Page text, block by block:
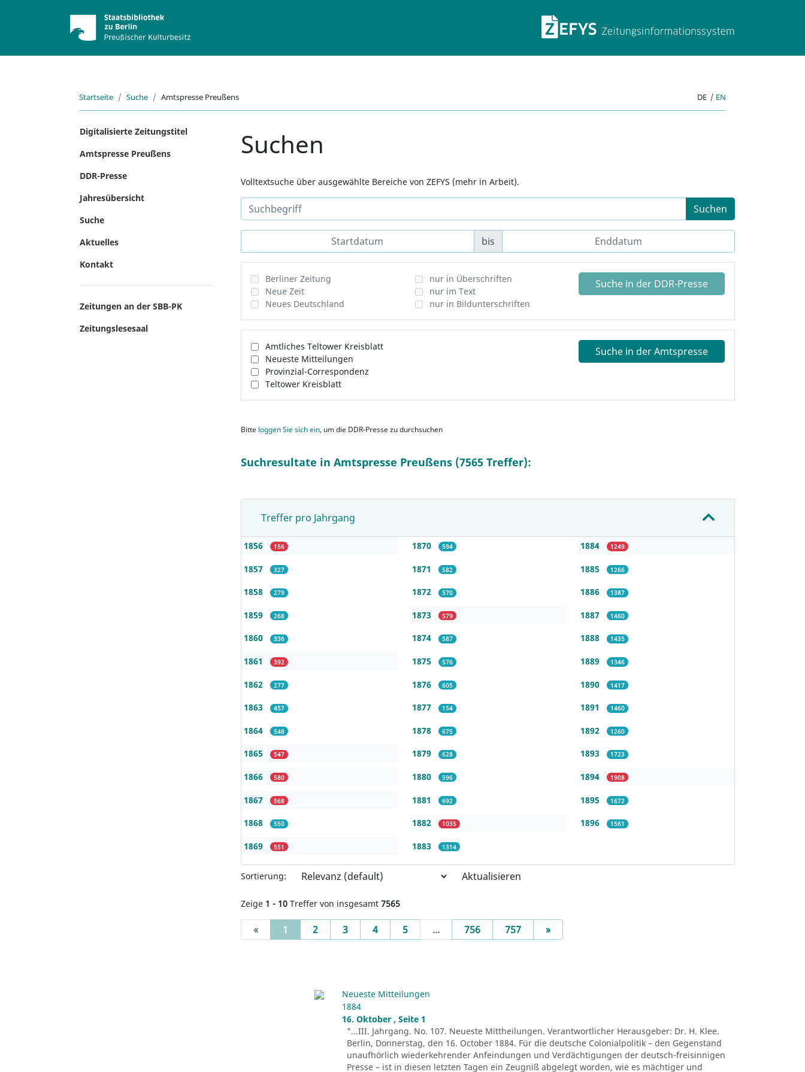
ZEFYS
Startseite Suche Amtspresse Preußens DE | EN
Digitalisierte Zeitungstitel
Amtspresse Preußens
DDR-Presse
Jahresübersicht
Suche
Aktuelles
Kontakt
Zeitungen an der SBB-PK
Zeitungslesesaal
Suchen
Volltextsuche über ausgewählte Bereiche von ZEFYS (mehr in Arbeit).
Suchen
bis
Berliner Zeitung
Neue Zeit
Neues Deutschland
nur in Überschriften
nur im Text
nur in Bildunterschriften
Suche in der DDR-Presse
Amtliches Teltower Kreisblatt
Neueste Mitteilungen
Provinzial-Correspondenz
Teltower Kreisblatt
Suche in der Amtspresse
Bitte loggen Sie sich ein, um die DDR-Presse zu durchsuchen
Suchresultate in Amtspresse Preußens (7565 Treffer):
Treffer pro Jahrgang
1856 156
1857 327
1858 279
1859 268
1860 336
1861 392
1862 277
1863 457
1864 548
1865 547
1866 580
1867 568
1868 550
1869 551
1870 594
1871 582
1872 570
1873 579
1874 587
1875 576
1876 605
1877 154
1878 675
1879 628
1880 596
1881 692
1882 1035
1883 1314
1884 1249
1885 1266
1886 1387
1887 1460
1888 1435
1889 1346
1890 1417
1891 1460
1892 1260
1893 1723
1894 1908
1895 1672
1896 1561
Sortierung: Aktualisieren
Zeige 1 - 10 Treffer von insgesamt 7565
« 1 (current)
2 3 4 5 ... 756 757 »Next
Neueste Mitteilungen
1884
16. Oktober , Seite 1
"...III. Jahrgang. No. 107. Neueste Mittheilungen. Verantwortlicher Herausgeber: Dr. H. Klee.
Berlin, Donnerstag, den 16. October 1884. Für die deutsche Colonialpolitik – den Gegenstand
unaufhörlich wiederkehrender Anfeindungen und Verdächtigungen der deutsch-freisinnigen
Presse – ist in diesen letzten Tagen ein Zeugniß abgelegt worden, wie es mächtiger und